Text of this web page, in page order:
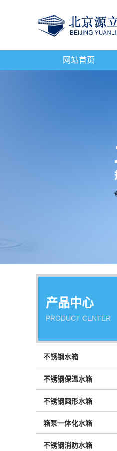
网站首页
产品中心
PRODUCT CENTER
不锈钢水箱
不锈钢保温水箱
不锈钢圆形水箱
箱泵一体化水箱
不锈钢消防水箱